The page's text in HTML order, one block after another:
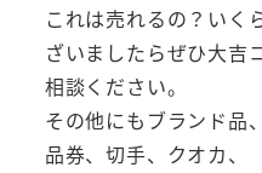
これは売れるの？いく
ざいましたらぜひ大吉
相談ください。
その他にもブランド品
品券、切手、クオカ、